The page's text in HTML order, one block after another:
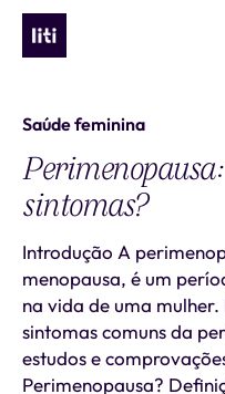
Saúde feminina
sintomas?
Introdução A
menopausa, é um
na vida de uma
sintomas comuns da
estudos e
Perimenopausa?